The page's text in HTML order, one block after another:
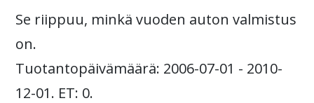
Se riippuu, minkä vuoden auton valmistus
on.
Tuotantopäivämäärä: 2006-07-01 - 2010-
12-01. ET: 0.